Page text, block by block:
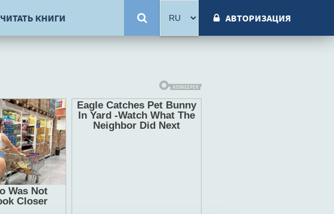
ЧИТАТЬ КНИГИ АВТОРИЗАЦИЯ